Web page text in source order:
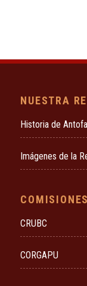
NUESTRA
Historia de
Imágenes de la
COMISIONES
CRUBC
CORGAPU